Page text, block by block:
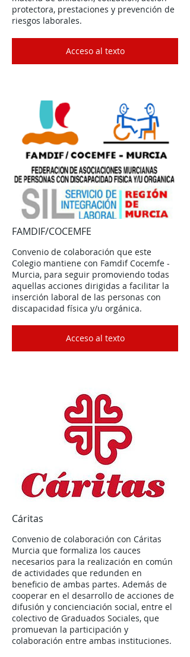
protectora, prestaciones y prevención de
riesgos laborales.
Acceso al texto
FAMDIF/COCEMFE
Convenio de colaboración que este
Colegio mantiene con Famdif Cocemfe -
Murcia, para seguir promoviendo todas
aquellas acciones dirigidas a facilitar la
inserción laboral de las personas con
discapacidad física y/u orgánica.
Acceso al texto
Cáritas
Convenio de colaboración con Cáritas
Murcia que formaliza los cauces
necesarios para la realización en común
de actividades que redunden en
beneficio de ambas partes. Además de
cooperar en el desarrollo de acciones de
difusión y concienciación social, entre el
colectivo de Graduados Sociales, que
promuevan la participación y
colaboración entre ambas instituciones.